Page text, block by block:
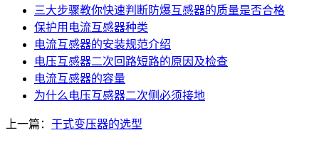
三大步骤教你快速判断防爆互感器的质量是否合格
保护用电流互感器种类
电流互感器的安装规范介绍
电压互感器二次回路短路的原因及检查
电流互感器的容量
为什么电压互感器二次侧必须接地
上一篇： 干式变压器的选型